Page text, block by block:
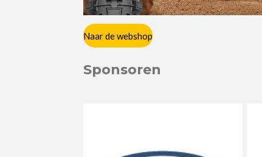
Naar de webshop
Sponsoren